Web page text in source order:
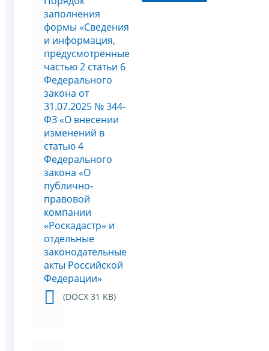
заполнения
формы «Сведения
и информация,
предусмотренные
частью 2 статьи 6
Федерального
закона от
31.07.2025 № 344-
ФЗ «О внесении
изменений в
статью 4
Федерального
закона «О
публично-
правовой
компании
«Роскадастр» и
отдельные
законодательные
акты Российской
Федерации»
(DOCX 31 KB)